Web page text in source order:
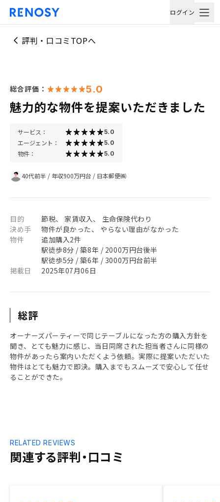
ログイン
評判・口コミTOPへ
総合評価： 5.0
魅力的な物件を提案いただきました
サービス： 5.0
エージェント： 5.0
物件： 5.0
40代前半 / 年収900万円台 / 日本郵便㈱
目的
節税、 家賃収入、 生命保険代わり
決め手
物件が良かった、 やらない理由がなかった
物件
追加購入2件
駅徒歩8分 / 築8年 / 2000万円台後半
駅徒歩5分 / 築6年 / 3000万円台前半
掲載日
2025年07月06日
総評
オーナーズパーティーで同じテーブルになった方の購入方針を
聞き、とても魅力に感じ、当日同席された担当者さんに同様の
物件があったら案内いただくよう依頼。実際に提案いただいた
物件はとても魅力で即決。購入までもスムーズで安心して任せ
ることができた。
関連する評判・口コミ
RELATED REVIEWS